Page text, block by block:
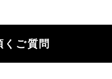
くご質問